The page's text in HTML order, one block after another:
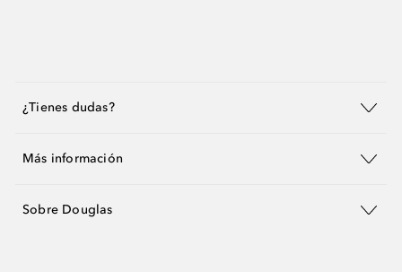
¿Tienes dudas?
Más información
Sobre Douglas